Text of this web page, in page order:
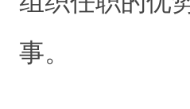
事。